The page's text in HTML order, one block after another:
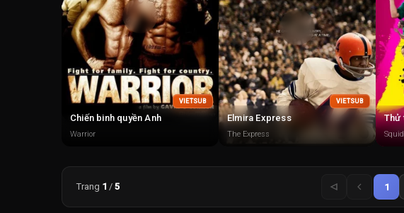
VIETSUB
Chiến binh quyền Anh
Warrior
VIETSUB
Elmira Express
The Express
Thử
Trang 1 / 5 1